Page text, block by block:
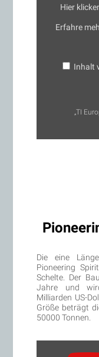
Hier
Erfahre
Inhalt
„TI
Die eine
Pioneering
Schelte. Der
Jahre und
Milliarden US-
Größe beträgt
50000 Tonnen.